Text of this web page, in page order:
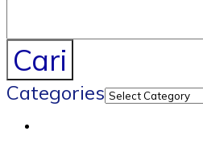
Cari
Categories